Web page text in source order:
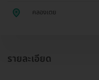
คลองเตย
รายละเอียด